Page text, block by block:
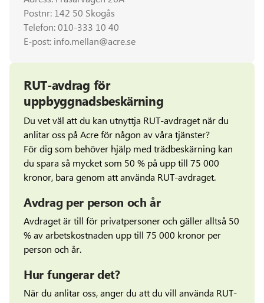
Postnr: 142 50 Skogås
Telefon:010-333 10 40
E-post: info.mellan@acre.se
RUT-avdrag för
uppbyggnadsbeskärning
Du vet väl att du kan utnyttja RUT-avdraget när du
anlitar oss på Acre för någon av våra tjänster?
För dig som behöver hjälp med trädbeskärning kan
du spara så mycket som 50 % på upp till 75 000
kronor, bara genom att använda RUT-avdraget.
Avdrag per person och år
Avdraget är till för privatpersoner och gäller alltså 50
% av arbetskostnaden upp till 75 000 kronor per
person och år.
Hur fungerar det?
När du anlitar oss, anger du att du vill använda RUT-